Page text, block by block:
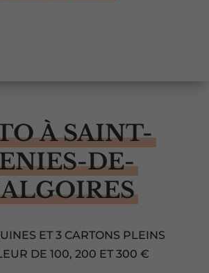
À SAINT-
DE-
ET 3 CARTONS PLEINS
DE 100, 200 ET 300 €